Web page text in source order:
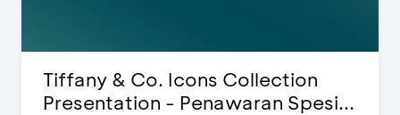
Tiffany & Co. Icons Collection
Presentation - Penawaran Spesi...